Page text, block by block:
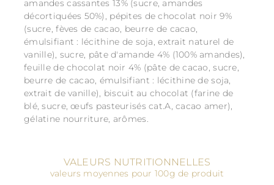
amandes cassantes 13% (sucre, amandes
décortiquées 50%), pépites de chocolat noir 9%
(sucre, fèves de cacao, beurre de cacao,
émulsifiant : lécithine de soja, extrait naturel de
vanille), sucre, pâte d'amande 4% (100% amandes),
feuille de chocolat noir 4% (pâte de cacao, sucre,
beurre de cacao, émulsifiant : lécithine de soja,
extrait de vanille), biscuit au chocolat (farine de
blé, sucre, œufs pasteurisés cat.A, cacao amer),
gélatine nourriture, arômes.
VALEURS NUTRITIONNELLES
valeurs moyennes pour 100g de produit